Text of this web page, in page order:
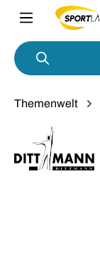
springen
Themenwelt